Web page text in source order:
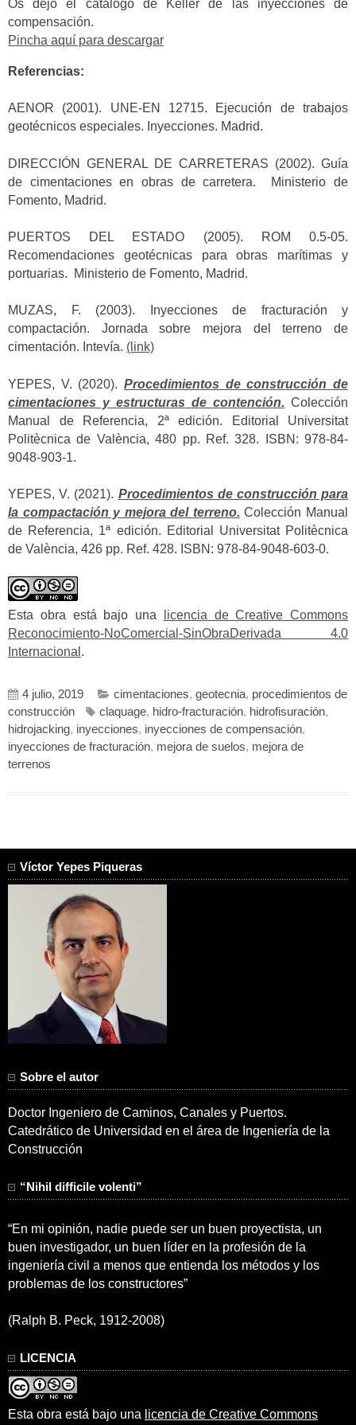
Os dejo el catálogo de Keller de las inyecciones de
compensación.
Pincha aquí para descargar
Referencias:
AENOR (2001). UNE-EN 12715. Ejecución de trabajos
geotécnicos especiales. Inyecciones. Madrid.
DIRECCIÓN GENERAL DE CARRETERAS (2002). Guía
de cimentaciones en obras de carretera. Ministerio de
Fomento, Madrid.
PUERTOS DEL ESTADO (2005). ROM 0.5-05.
Recomendaciones geotécnicas para obras marítimas y
portuarias. Ministerio de Fomento, Madrid.
MUZAS, F. (2003). Inyecciones de fracturación y
compactación. Jornada sobre mejora del terreno de
cimentación. Intevía. (link)
YEPES, V. (2020). Procedimientos de construcción de
cimentaciones y estructuras de contención. Colección
Manual de Referencia, 2ª edición. Editorial Universitat
Politècnica de València, 480 pp. Ref. 328. ISBN: 978-84-
9048-903-1.
YEPES, V. (2021). Procedimientos de construcción para
la compactación y mejora del terreno. Colección Manual
de Referencia, 1ª edición. Editorial Universitat Politècnica
de València, 426 pp. Ref. 428. ISBN: 978-84-9048-603-0.
Esta obra está bajo una
licencia de Creative Commons
Reconocimiento-NoComercial-SinObraDerivada 4.0
Internacional .
4 julio, 2019 cimentaciones, geotecnia, procedimientos de
construcción
claquage, hidro-fracturación, hidrofisuración,
hidrojacking, inyecciones, inyecciones de compensación,
inyecciones de fracturación, mejora de suelos, mejora de
terrenos
Víctor Yepes Piqueras
Sobre el autor
Doctor Ingeniero de Caminos, Canales y Puertos.
Catedrático de Universidad en el área de Ingeniería de la
Construcción
“Nihil difficile volenti”
“En mi opinión, nadie puede ser un buen proyectista, un
buen investigador, un buen líder en la profesión de la
ingeniería civil a menos que entienda los métodos y los
problemas de los constructores”
(Ralph B. Peck, 1912-2008)
LICENCIA
Esta obra está bajo una licencia de Creative Commons